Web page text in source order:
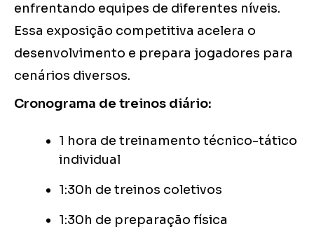
enfrentando equipes de diferentes níveis.
Essa exposição competitiva acelera o
desenvolvimento e prepara jogadores para
cenários diversos.
Cronograma de treinos diário:
1 hora de treinamento técnico-tático
individual
1:30h de treinos coletivos
1:30h de preparação física